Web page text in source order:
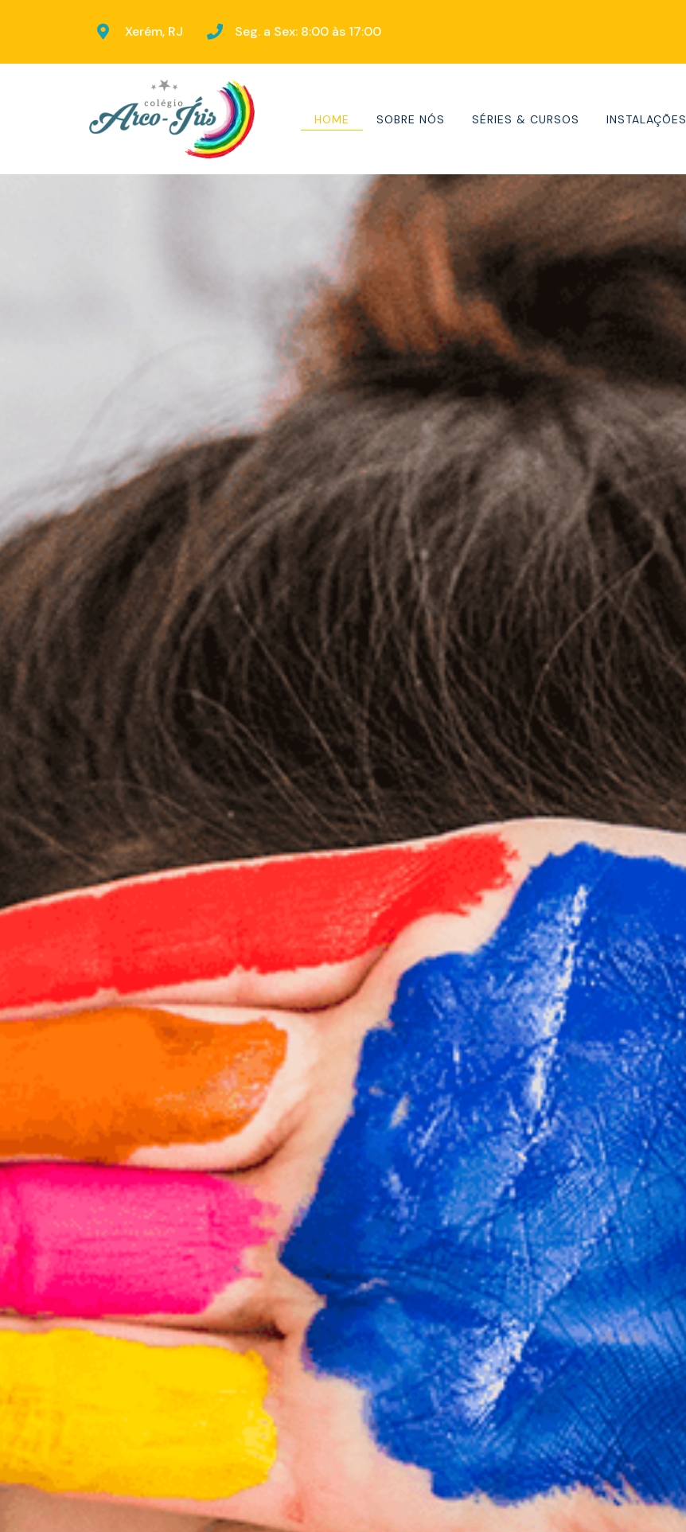
Xerém, RJ Seg. a Sex: 8:00 às 17:00
HOME SOBRE NÓS SÉRIES & CURSOS INSTALAÇÕES